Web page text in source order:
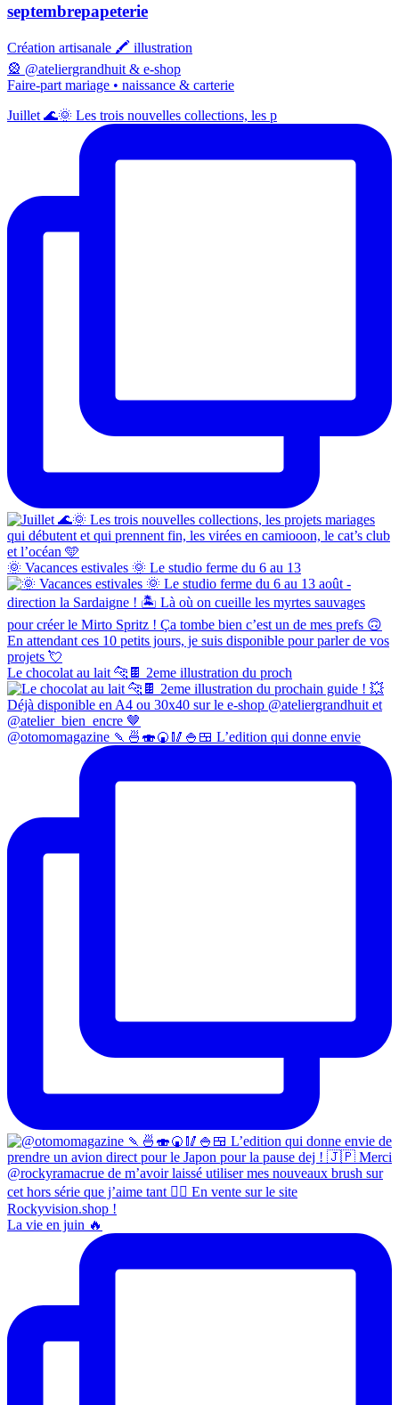
septembrepapeterie
Création artisanale 🖍️ illustration
🎡 @ateliergrandhuit & e-shop
Faire-part mariage • naissance & carterie
Juillet 🌊🌞 Les trois nouvelles collections, les p
🌞 Vacances estivales 🌞 Le studio ferme du 6 au 13
Le chocolat au lait 🐆🍫 2eme illustration du proch
@otomomagazine 🍡🍜🍣🍘🥢🍚🍱 L’edition qui donne envie
La vie en juin 🔥